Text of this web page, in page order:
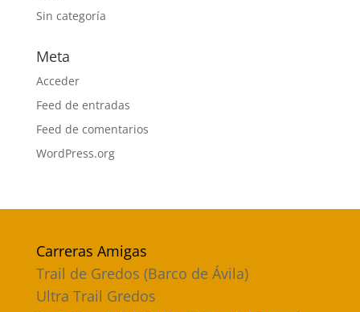
Sin categoría
Meta
Acceder
Feed de entradas
Feed de comentarios
WordPress.org
Carreras Amigas
Trail de Gredos (Barco de Ávila)
Ultra Trail Gredos